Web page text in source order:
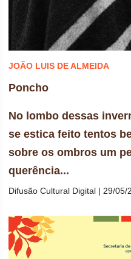
JOÃO LUIS DE ALMEIDA
Poncho
No lombo dessas
se estica feito tentos
sobre os ombros um
querência...
Difusão Cultural Digital | 29/05/